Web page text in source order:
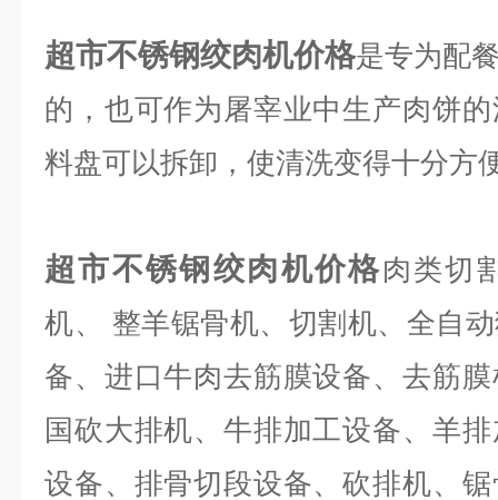
超市不锈钢绞肉机价格是专为配
的，也可作为屠宰业中生产肉饼
料盘可以拆卸，使清洗变得十分方
超市不锈钢绞肉机价格肉类切
机、
整羊锯骨机、切割机、全自
备、进口牛肉去筋膜设备、去筋
国砍大排机、牛排加工设备、羊
设备、排骨切段设备、砍排机、